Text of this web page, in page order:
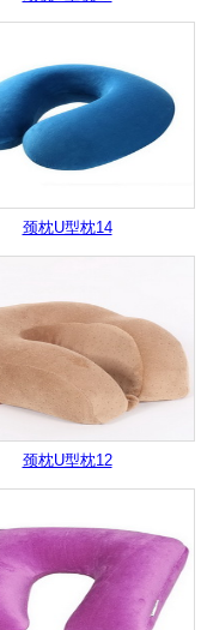
颈枕U型枕14
颈枕U型枕12